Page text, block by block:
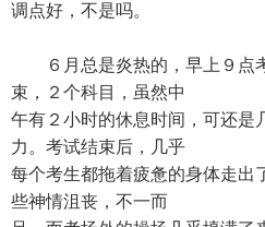
调点好，不是吗。
６月总是炎热的，早上９点
束，２个科目，虽然中
午有２小时的休息时间，可还是
力。考试结束后，几乎
每个考生都拖着疲惫的身体走出
些神情沮丧，不一而